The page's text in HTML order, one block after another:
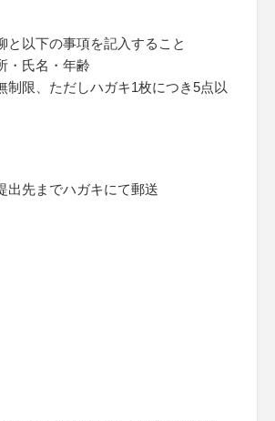
と以下の事項を記入すること
・氏名・年齢
制限、ただしハガキ1枚につき5点以
出先までハガキにて郵送